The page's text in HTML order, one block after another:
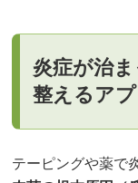
炎症が治
整えるア
テーピングや薬で